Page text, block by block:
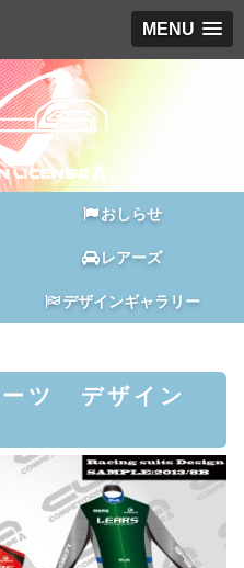
MENU
おしらせ
レアーズ
デザインギャラリー
ツ デザイン